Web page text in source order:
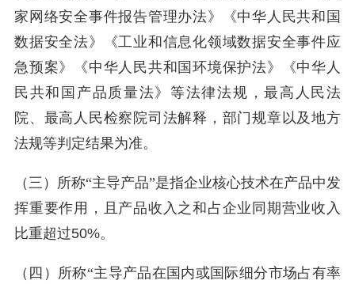
家网络安全事件报告管理办法》《中华人民共和国
数据安全法》《工业和信息化领域数据安全事件应
急预案》《中华人民共和国环境保护法》《中华人
民共和国产品质量法》等法律法规，最高人民法
院、最高人民检察院司法解释，部门规章以及地方
法规等判定结果为准。
（三）所称“主导产品”是指企业核心技术在产品中发
挥重要作用，且产品收入之和占企业同期营业收入
比重超过50%。
（四）所称“主导产品在国内或国际细分市场占有率